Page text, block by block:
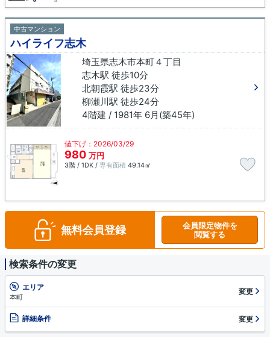
中古マンション
ハイライフ志木
埼玉県志木市本町４丁目
志木駅 徒歩10分
北朝霞駅 徒歩23分
柳瀬川駅 徒歩24分
4階建 / 1981年 6月(築45年)
値下げ：2026/03/29
980 万円
3階 / 1DK / 専有面積 49.14㎡
無料会員登録
会員限定物件を
閲覧する
検索条件の変更
エリア
本町
変更
詳細条件 変更